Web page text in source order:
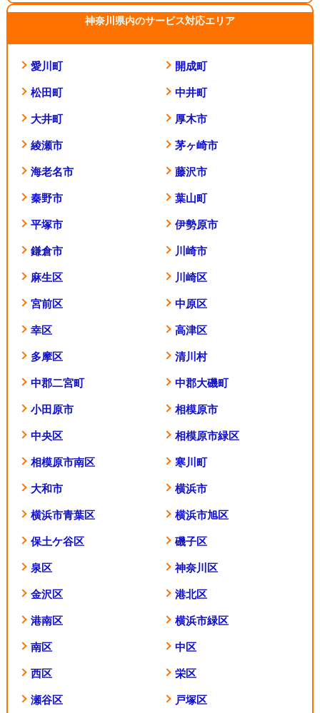
神奈川県内のサービス対応エリア
愛川町 開成町
松田町 中井町
大井町 厚木市
綾瀬市 茅ヶ崎市
海老名市 藤沢市
秦野市 葉山町
平塚市 伊勢原市
鎌倉市 川崎市
麻生区 川崎区
宮前区 中原区
幸区 高津区
多摩区 清川村
中郡二宮町 中郡大磯町
小田原市 相模原市
中央区 相模原市緑区
相模原市南区 寒川町
大和市 横浜市
横浜市青葉区 横浜市旭区
保土ケ谷区 磯子区
泉区 神奈川区
金沢区 港北区
港南区 横浜市緑区
南区 中区
西区 栄区
瀬谷区 戸塚区